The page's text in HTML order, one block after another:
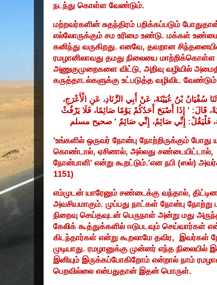
நடந்து கொள்ள வேண்டும்.
மற்றவர்களின் சுதந்திரம் பறிக்கப்படும்
எல்லோருக்கும் சம உரிமை உண்டு. மக்கள்
கனிந்து வருகிறது. எனவே, தவறான
ரமழானிலாவது தமது நிலையை
அணுகுமுறைகளை விட்டு, அறிவு வழியில்
கருத்தாடல்களுக்கு உட்படுத்த வழிவிட
سُفْيَانُ بْنُ عُيَيْنَةَ، عَنْ أَبِي الزِّنَادِ، عَنِ
الْأَعْرَجِ،
قَالَ: ' إِذَا أَصْبَحَ أَحَدُكُمْ يَوْمًا صَائِمًا، فَلَا يَرْفُثْ
فَلْيَقُلْ: إِنِّي صَائِمٌ، إِنِّي صَائِمٌ ' صحيح مسلم
'உங்களில் ஒருவர் நோன்பு நோற்றிருக்கும் போது
கொண்டால், ஏசினால், அல்லது சண்டையிட்டால்,
நோன்பாளி' என்று கூறட்டும்.'என நபி (ஸல்)
1151)
எம்முடன் யாரேனும் சண்டைக்கு வந்தால்,
அவசியமாகும். முப்பது நாட்கள் நோன்பு
நிறைவு செய்தவுடன் பெருநாள் அன்று மது
கேலிக் கூத்துக்களில் ஈடுபடவும் செய்வார்கள்
கிடந்தார்கள் என்று கூறலாமே தவிர, இவர்கள்
முடியாது. ரமழானுக்கு முன்னர் எந்த
இனியும் இருக்கப்போகிறோம் என்றால் நாம்
பெறவில்லை என்பதுதான் இதன் பொருள்.